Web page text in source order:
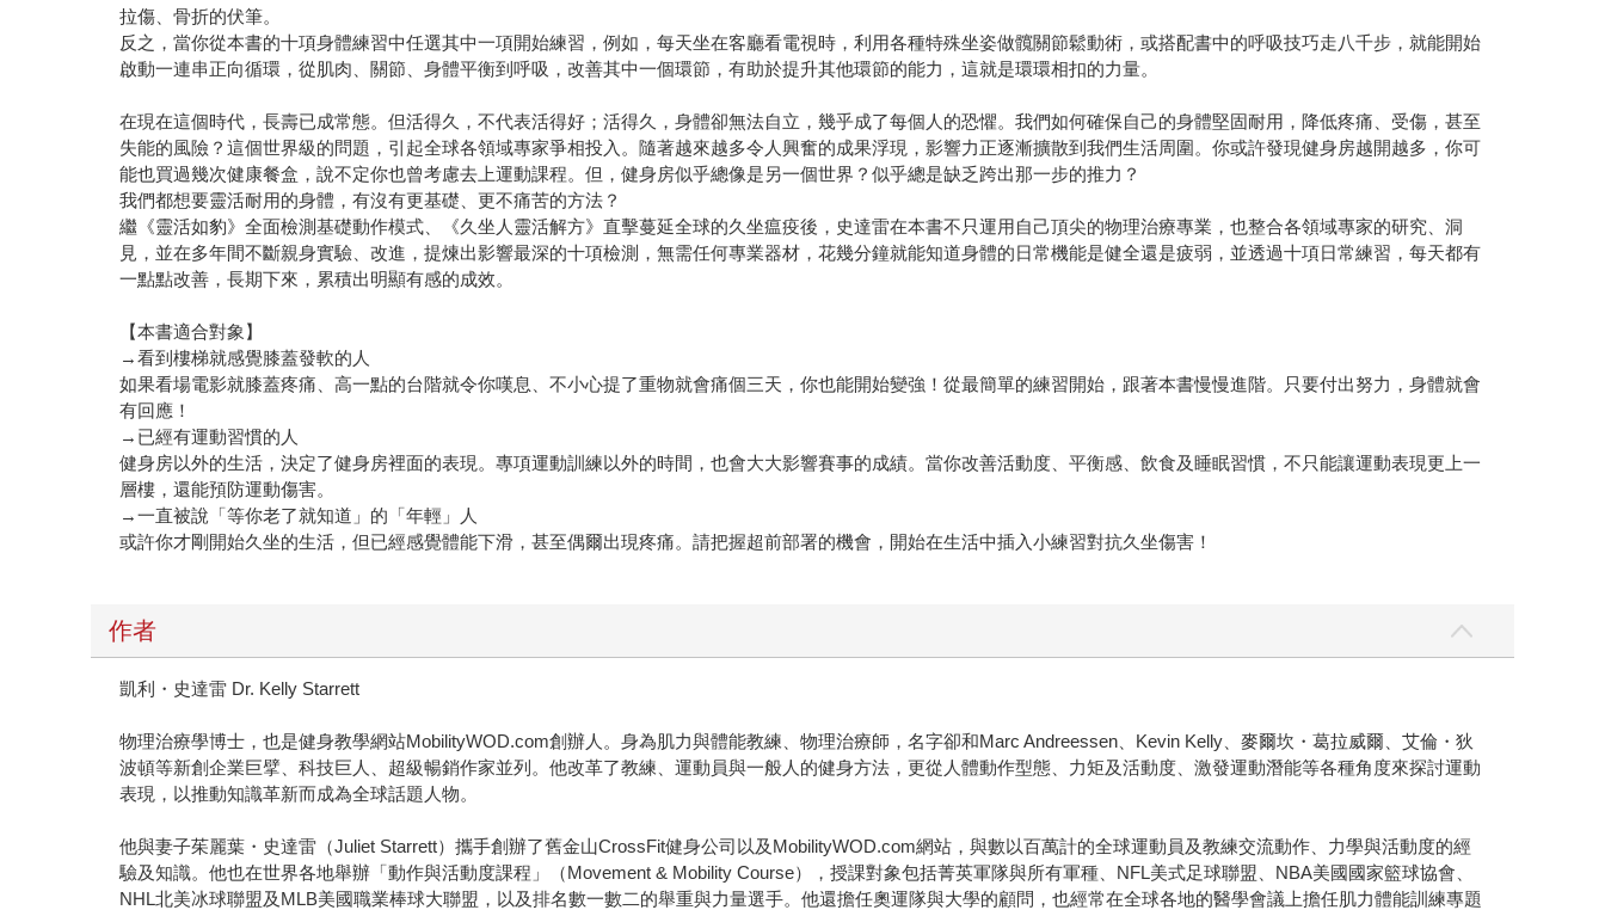
拉傷、骨折的伏筆。
反之，當你從本書的十項身體練習中任選其中一項開始練習，例如，每天坐在客廳看電視時，利用各種特殊坐姿做髖關節鬆動術，或搭配書中的呼吸技巧走八千步，就能開始
啟動一連串正向循環，從肌肉、關節、身體平衡到呼吸，改善其中一個環節，有助於提升其他環節的能力，這就是環環相扣的力量。
在現在這個時代，長壽已成常態。但活得久，不代表活得好；活得久，身體卻無法自立，幾乎成了每個人的恐懼。我們如何確保自己的身體堅固耐用，降低疼痛、受傷，甚至
失能的風險？這個世界級的問題，引起全球各領域專家爭相投入。隨著越來越多令人興奮的成果浮現，影響力正逐漸擴散到我們生活周圍。你或許發現健身房越開越多，你可
能也買過幾次健康餐盒，說不定你也曾考慮去上運動課程。但，健身房似乎總像是另一個世界？似乎總是缺乏跨出那一步的推力？
我們都想要靈活耐用的身體，有沒有更基礎、更不痛苦的方法？
繼《靈活如豹》全面檢測基礎動作模式、《久坐人靈活解方》直擊蔓延全球的久坐瘟疫後，史達雷在本書不只運用自己頂尖的物理治療專業，也整合各領域專家的研究、洞
見，並在多年間不斷親身實驗、改進，提煉出影響最深的十項檢測，無需任何專業器材，花幾分鐘就能知道身體的日常機能是健全還是疲弱，並透過十項日常練習，每天都有
一點點改善，長期下來，累積出明顯有感的成效。
【本書適合對象】
→看到樓梯就感覺膝蓋發軟的人
如果看場電影就膝蓋疼痛、高一點的台階就令你嘆息、不小心提了重物就會痛個三天，你也能開始變強！從最簡單的練習開始，跟著本書慢慢進階。只要付出努力，身體就會
有回應！
→已經有運動習慣的人
健身房以外的生活，決定了健身房裡面的表現。專項運動訓練以外的時間，也會大大影響賽事的成績。當你改善活動度、平衡感、飲食及睡眠習慣，不只能讓運動表現更上一
層樓，還能預防運動傷害。
→一直被說「等你老了就知道」的「年輕」人
或許你才剛開始久坐的生活，但已經感覺體能下滑，甚至偶爾出現疼痛。請把握超前部署的機會，開始在生活中插入小練習對抗久坐傷害！
作者
凱利・史達雷 Dr. Kelly Starrett
物理治療學博士，也是健身教學網站MobilityWOD.com創辦人。身為肌力與體能教練、物理治療師，名字卻和Marc Andreessen、Kevin Kelly、麥爾坎・葛拉威爾、艾倫・狄
波頓等新創企業巨擘、科技巨人、超級暢銷作家並列。他改革了教練、運動員與一般人的健身方法，更從人體動作型態、力矩及活動度、激發運動潛能等各種角度來探討運動
表現，以推動知識革新而成為全球話題人物。
他與妻子茱麗葉・史達雷（Juliet Starrett）攜手創辦了舊金山CrossFit健身公司以及MobilityWOD.com網站，與數以百萬計的全球運動員及教練交流動作、力學與活動度的經
驗及知識。他也在世界各地舉辦「動作與活動度課程」（Movement & Mobility Course），授課對象包括菁英軍隊與所有軍種、NFL美式足球聯盟、NBA美國國家籃球協會、
NHL北美冰球聯盟及MLB美國職業棒球大聯盟，以及排名數一數二的舉重與力量選手。他還擔任奧運隊與大學的顧問，也經常在全球各地的醫學會議上擔任肌力體能訓練專題